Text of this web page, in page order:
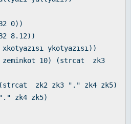
0))
8.12))
ykotyazısı))
10) (strcat zk3
zk2 zk3 "." zk4 zk5)
zk4 zk5)